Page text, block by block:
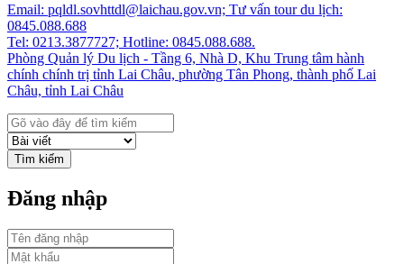
Email: pqldl.sovhttdl@laichau.gov.vn; Tư vấn tour du lịch:
0845.088.688
Tel: 0213.3877727; Hotline: 0845.088.688.
Phòng Quản lý Du lịch - Tầng 6, Nhà D, Khu Trung tâm hành
chính chính trị tỉnh Lai Châu, phường Tân Phong, thành phố Lai
Châu, tỉnh Lai Châu
Tìm kiếm
Đăng nhập